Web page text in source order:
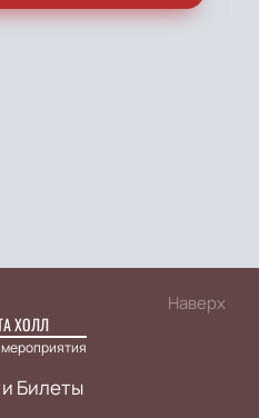
Наверх
ХОЛЛ
Билеты